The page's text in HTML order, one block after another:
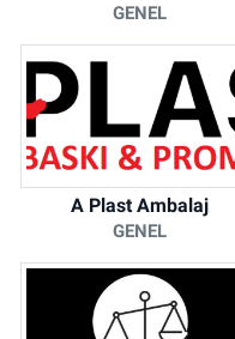
GENEL
A Plast Ambalaj
GENEL